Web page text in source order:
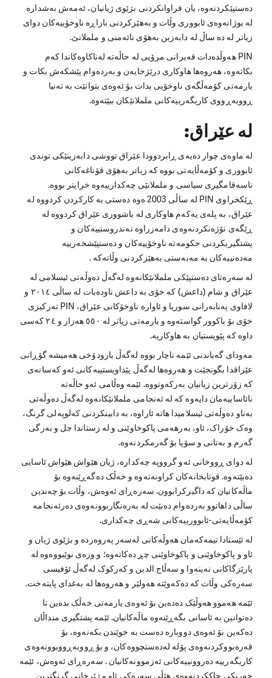
دەستپێکردنەوە، یان فراوانکردنی بژێوی ژیانیان، ئەمەش بەشدارە
لە بوژانەوەی ئابووری وڵات و بەهێزکردنی بازاڕە ناوخۆییەکان دوای
زیاتر لە دە ساڵ لە دابەزین بەهۆی نائەمنی و ململانێ.
PIN هەوڵدەدات قەیرانی مرۆیی لە حاڵەتە لەناکاوەکاندا کەم
بکاتەوە، هەروەها هاوکاری درێژخایەن و بەردەوام پێشکەش بکات و
یارمەتی کۆمەڵگەی ناوخۆیی بدات بۆ ئەوەی بتوانێت بە تەنیا
ڕووبەڕووی کاریگەرییەکانی ململانێکان ببێتەوە.
لە عێراق:
لە ماوەی چوار دەیەی ڕابردوودا عێراق تووشی دابەزینێکی توندی
ئابووری و کۆمەڵایەتی بووە کە زیاتر بەهۆی قۆناغەکانی
ناسەقامگیری سیاسی و ململانێی چەکدارییەوە خراپتر بووە.
ڕێکخراوی PIN لە ساڵی 2003 ەوە دەستی بە کارکردن کردووە لە
عێراق، بە پلەی یەکەم هاوکاری لە باشووری عێراق کردووە لە
ڕێگەی نۆژەنکردنەوەی دامەزراوە تەندروستییەکان و
پشتگیریکردنی حکومەتە ناوخۆییەکان و دەستپێشخەرییە
مەدەنییەکان بە مەبەستی بەهێزکردنی وڵاتەکە .
لە سەرەتای دەستپێکی ململانێکانەوە لەگەڵ دەوڵەتی ئیسلامی لە
عێراق و شام (داعش) کە خۆی بە داعش ناودەبات لە ساڵی ٢٠١٤ و
لافاوی پەنابەرانی سوریا و ئاوارە ناوخۆکانی عێراق، PIN تەرکیزی
خۆی بۆ باکوور گواستەوە و یارمەتی زیاتر لە ٥٥٠ هەزار و ٢٤ کەسی
داوە کە پێویستیان بە هاوکاریە.
مەودای گەیاندنی ئێمە ناچار بووە لەگەڵ بارودۆخی هەمیشە گۆڕانی
عێراقدا بگونجێت و هەروەها لەگەڵ پێداویستییەکانی ئەو کەسانەی
کە زۆرترین زیانیان بەرکەوتووە. ئێمە وەڵامی ئەو حاڵەتە
نائاساییەمان دایەوە کە لە ئەنجامی ململانێکانەوە لەگەڵ دەوڵەتی
بەناو دەوڵەتی ئیسلامیدا هاتە ئاراوە، بە دابینکردنی کەلوپەلی گرنگ،
وەک خۆراک، ئاو، بەرهەمی پاکوخاوێنی و لە زستاندا جل و بەرگی
گەرم و بەتانی و سۆپا بۆ گەرمکردنەوە.
لە دوای ڕووخانی ئەو گرووپە چەکدارە، ژیان هێواش هێواش ئاسایی
دەبێتەوە. قوتابخانەکان کراونەتەوە و خەڵک دەگەڕێنەوە بۆ
ماڵەکانیان کە داگیرکرابوون. سەرەڕای ئەوەش، وڵات بۆ چەندین
ساڵی داهاتوو بەردەوام دەبێت لە بەرەنگاربوونەوەی دەرئەنجامە
کۆمەڵایەتی-ئابوورییەکانی شەڕی چەکداری.
لە ئێستادا تیمەکەمان هەوڵەکانی لەسەر پەروەردە و بژێوی ژیان و
ئاو و پاکوخاوێنی و پاکوخاوێنی چڕ دەکاتەوە؛ و وزەی نوێبووەوە لە
پارێزگاکانی نەینەوا و سەڵاح الدین و کەرکوک لەگەڵ ئۆفیسی
سەرەکی وڵات کە دەکەوێتە هەولێر و هەروەها لە بەغدای پایتەخت.
ئێمە هەموو هەوڵێک دەدەین بۆ ئەوەی یارمەتی خەڵک بدەین تا
دەتوانین بە ئاسانی بگەڕێنەوە ماڵەکانیان. ئێمە پشتگیری منداڵان
دەکەین بۆ ئەوەی دووبارە دەست بە خوێندن بکەنەوە، بۆ
قەرەبووکردنەوەی پۆلە لەدەستچووەکان، و بۆ ڕووبەڕووبوونەوەی
کاریگەرییە دەروونییەکانی ئەزموونەکانیان . سەرەڕای ئەوەش، ئێمە
خەریکی چاککردنەوەی هێڵی سەرەکی ئاو و ژێرخانی گرنگترین